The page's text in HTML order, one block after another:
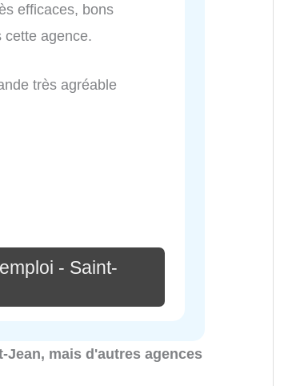
efficaces, bons
cette agence.
très agréable
- Saint-
mais d'autres agences